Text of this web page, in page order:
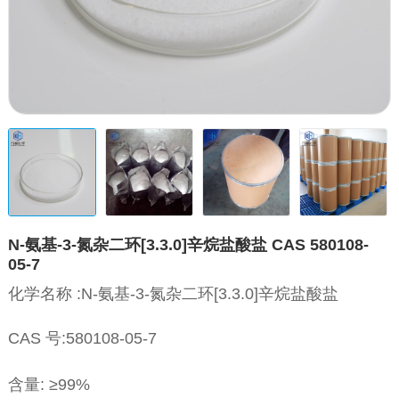
N-氨基-3-氮杂二环[3.3.0]辛烷盐酸盐 CAS 580108-
05-7
化学名称 :N-氨基-3-氮杂二环[3.3.0]辛烷盐酸盐
CAS 号:580108-05-7
含量: ≥99%